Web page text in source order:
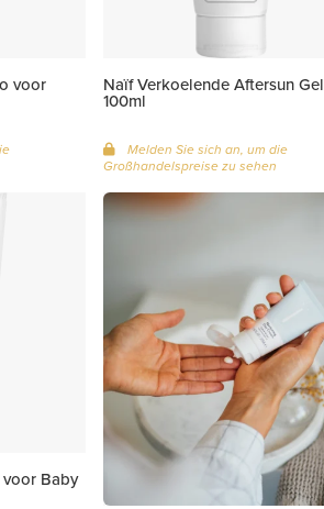
voor Naïf Verkoelende Aftersun Gel
100ml
Melden Sie sich an, um die
Großhandelspreise zu sehen
Baby